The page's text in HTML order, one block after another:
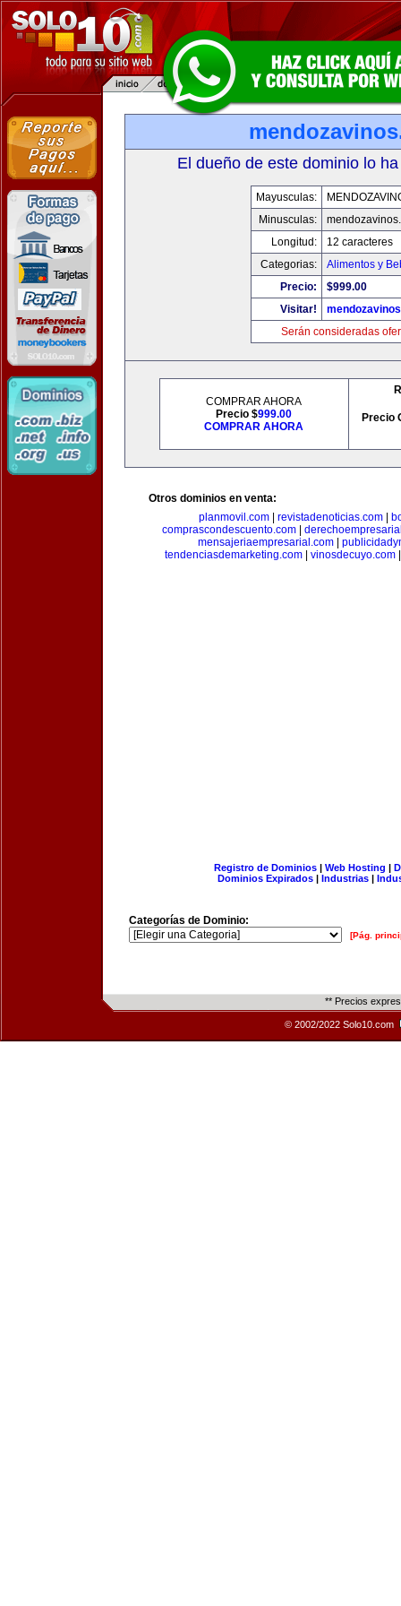
El dueño de este dominio lo
Mayusculas:
Minusculas:
Longitud:
12 caracteres
Categorias:
Alimentos y
Precio:
$999.00
Visitar!
Serán consideradas
COMPRAR AHORA
Precio $999.00
COMPRAR AHORA
Precio
Otros dominios en venta:
planmovil.com| revistadenoticias.com|
comprascondescuento.com
mensajeriaempresarial.com|
tendenciasdemarketing.com| vinosdecuyo.com
Registro de Dominios| Web Hosting |
Dominios Expirados | Industrias |
Categorías de Dominio:
[Pág.
** Precios
© 2002/2022 Solo10.com